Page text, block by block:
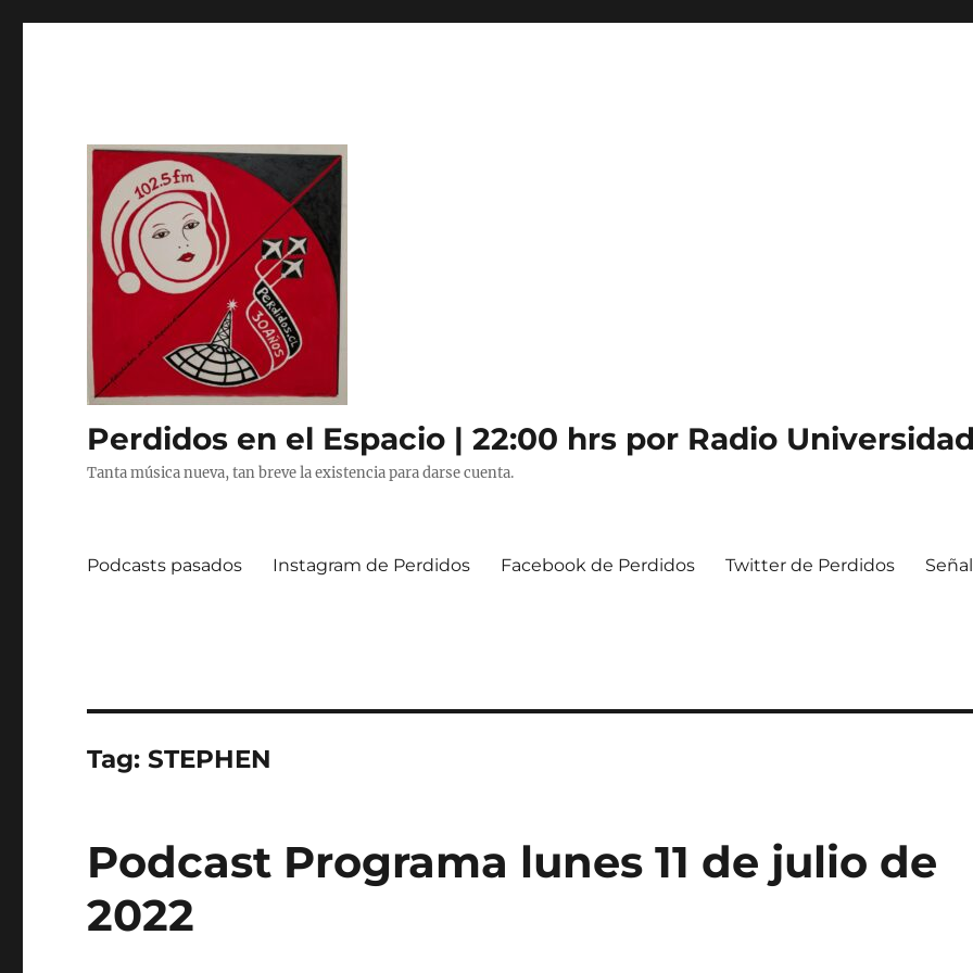
Perdidos en el Espacio | 22:00 hrs por Radio
Tanta música nueva, tan breve la existencia para darse cuenta.
Podcasts pasados Instagram de Perdidos Facebook de Perdidos Twitter de Perdidos
Tag:STEPHEN
Podcast Programa lunes 11 de julio de
2022